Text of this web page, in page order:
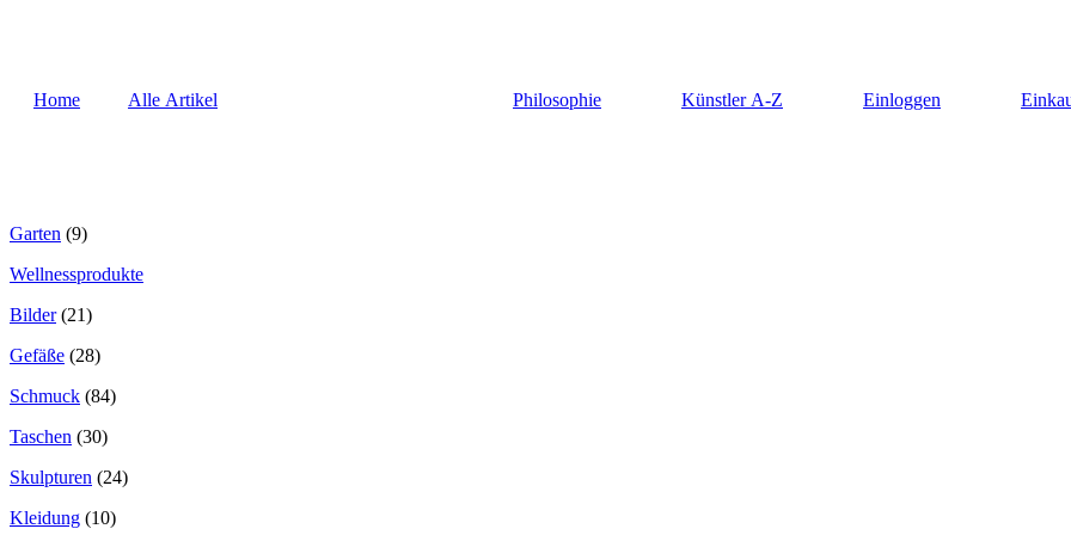
Home Alle Artikel Philosophie Künstler A-Z Einloggen
Garten (9)
Wellnessprodukte
Bilder (21)
Gefäße (28)
Schmuck (84)
Taschen (30)
Skulpturen (24)
Kleidung (10)